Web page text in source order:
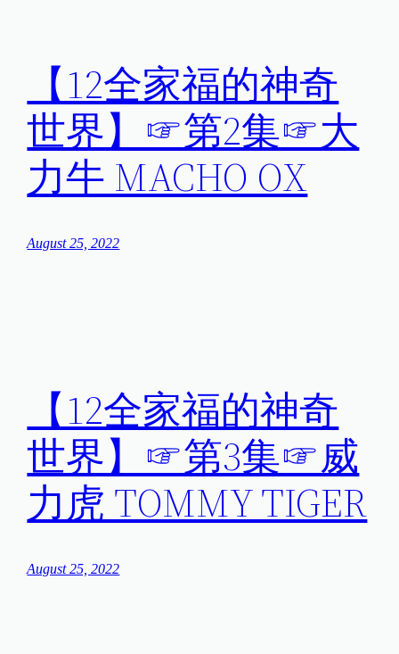
【12全家福的神奇
世界】☞第2集☞大
力牛 MACHO OX
August 25, 2022
【12全家福的神奇
世界】☞第3集☞威
力虎 TOMMY TIGER
August 25, 2022